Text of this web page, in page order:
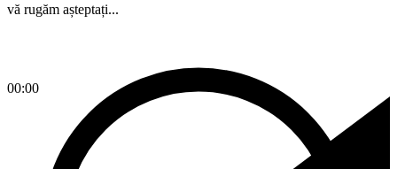
00:00
vă rugăm așteptați...